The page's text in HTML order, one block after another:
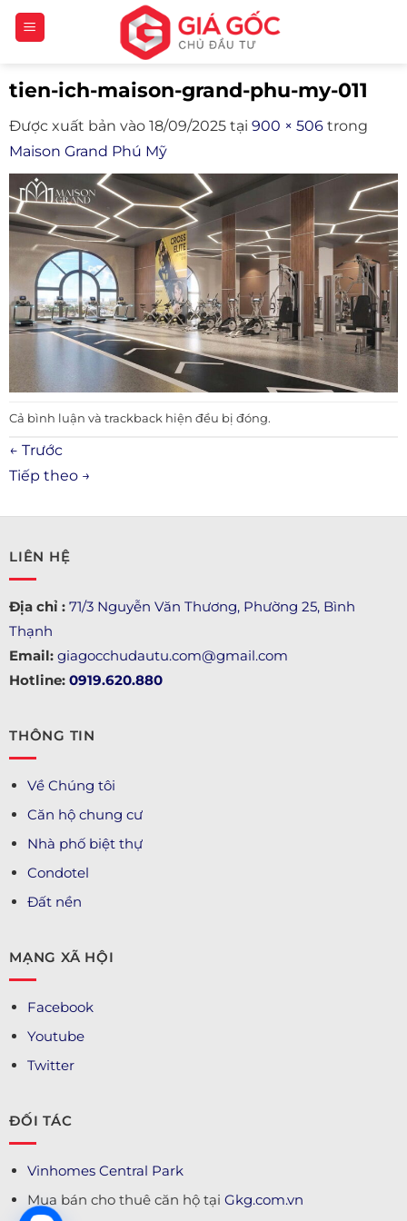
Bỏ
qua
dung
tien-ich-maison-grand-phu-my-011
Được xuất bản vào 18/09/2025 tại 900 × 506 trong
Maison Grand Phú Mỹ
Cả bình luận và trackback hiện đều bị đóng.
← Trước
Tiếp theo →
LIÊN HỆ
Địa chỉ : 71/3 Nguyễn Văn Thương, Phường 25, Bình
Thạnh
Email: giagocchudautu.com@gmail.com
Hotline: 0919.620.880
THÔNG TIN
Về Chúng tôi
Căn hộ chung cư
Nhà phố biệt thự
Condotel
Đất nền
MẠNG XÃ HỘI
Facebook
Youtube
Twitter
ĐỐI TÁC
Vinhomes Central Park
Mua bán cho thuê căn hộ tại Gkg.com.vn